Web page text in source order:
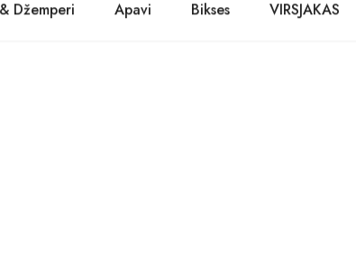
PASŪTĪT TŪLĪT! Prece tiks piegādāta 1-3 dienu laikā.
Džemperi Apavi Bikses VIRSJAKAS